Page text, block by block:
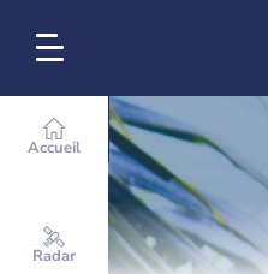
Accueil
Radar